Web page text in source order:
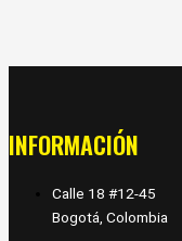
INFORMACIÓN
Calle 18 #12-45
Bogotá, Colombia